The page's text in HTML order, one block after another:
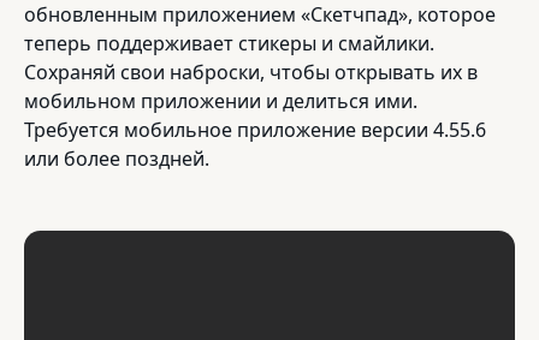
обновленным приложением «Скетчпад», которое
теперь поддерживает стикеры и смайлики.
Сохраняй свои наброски, чтобы открывать их в
мобильном приложении и делиться ими.
Требуется мобильное приложение версии 4.55.6
или более поздней.